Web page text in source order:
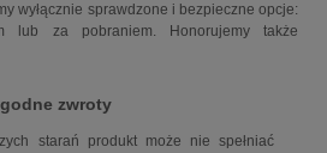
wyłącznie sprawdzone i bezpieczne opcje:
lub za pobraniem. Honorujemy także
zwroty
starań produkt może nie spełniać